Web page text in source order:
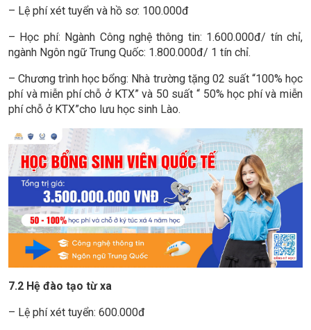
– Lệ phí xét tuyển và hồ sơ: 100.000đ
– Học phí: Ngành Công nghệ thông tin: 1.600.000đ/ tín chỉ,
ngành Ngôn ngữ Trung Quốc: 1.800.000đ/ 1 tín chỉ.
– Chương trình học bổng: Nhà trường tặng 02 suất “100% học
phí và miễn phí chỗ ở KTX” và 50 suất “ 50% học phí và miễn
phí chỗ ở KTX”cho lưu học sinh Lào.
7.2 Hệ đào tạo từ xa
– Lệ phí xét tuyển: 600.000đ